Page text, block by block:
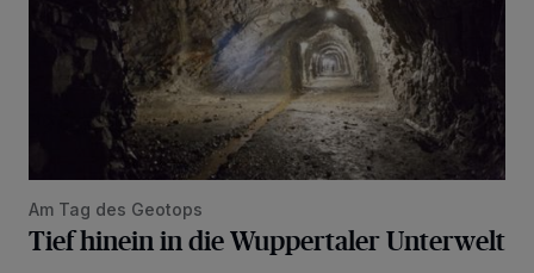
Am Tag des Geotops
Tief hinein in die Wuppertaler Unterwelt